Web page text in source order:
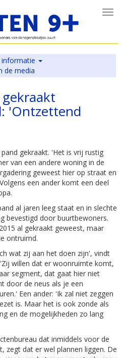
informatie
de media
'Ontzettend
gekraakt. 'Het is vrij rustig
van een andere woning in de
geweest hier op straat en
een ander komt een deel
al jaren leeg staat en in slechte
bevestigd door buurtbewoners.
al gekraakt geweest, maar
ontruimd.
wat zij aan het doen zijn', vindt
willen dat er woonruimte komt,
segment, dat gaat hier niet
door de neus als je een
Een ander: 'Ik zal niet zeggen
is. Maar het is ook zonde als
en de mogelijkheden zo lang
dat inmiddels voor de
zegt dat er wel plannen liggen. De